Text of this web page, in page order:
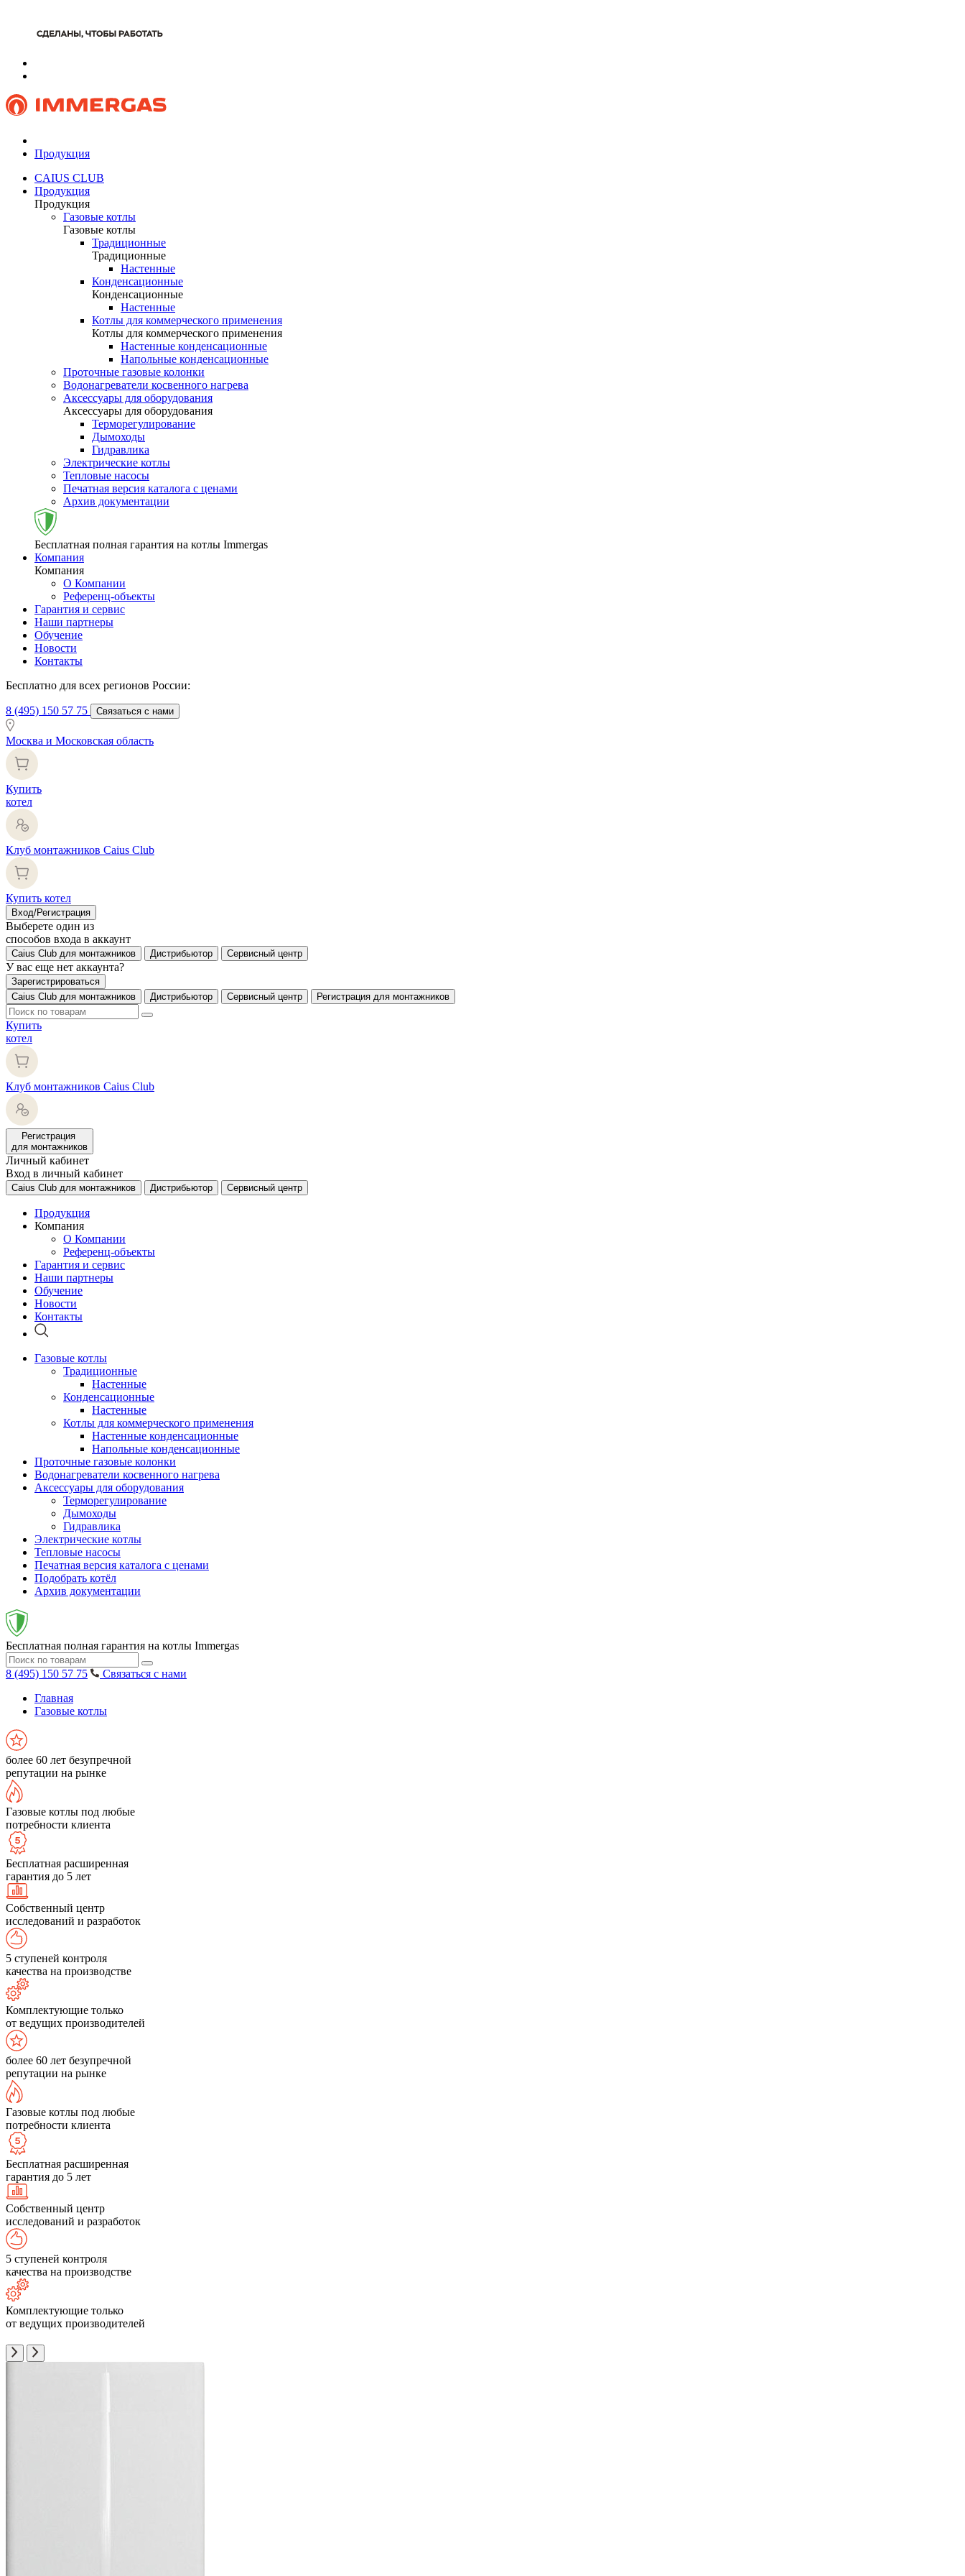
Продукция
CAIUS CLUB
Продукция
Продукция
Газовые котлы
Газовые котлы
Традиционные
Традиционные
Настенные
Конденсационные
Конденсационные
Настенные
Котлы для коммерческого применения
Котлы для коммерческого применения
Настенные конденсационные
Напольные конденсационные
Проточные газовые колонки
Водонагреватели косвенного нагрева
Аксессуары для оборудования
Аксессуары для оборудования
Терморегулирование
Дымоходы
Гидравлика
Электрические котлы
Тепловые насосы
Печатная версия каталога с ценами
Архив документации
Бесплатная полная гарантия на котлы Immergas
Компания
Компания
О Компании
Референц-объекты
Гарантия и сервис
Наши партнеры
Обучение
Новости
Контакты
Бесплатно для всех регионов России:
8 (495) 150 57 75 Связаться с нами
Москва и Московская область
Купить
котел
Клуб монтажников Caius Club
Купить котел
Вход/Регистрация
Выберете один из
способов входа в аккаунт
Caius Club для монтажников Дистрибьютор Сервисный центр
У вас еще нет аккаунта?
Зарегистрироваться
Caius Club для монтажников
Дистрибьютор Сервисный центр Регистрация для монтажников
Купить
котел
Клуб монтажников Caius Club
Регистрация
для монтажников
Личный кабинет
Вход в личный кабинет
Caius Club для монтажников Дистрибьютор Сервисный центр
Продукция
Компания
О Компании
Референц-объекты
Гарантия и сервис
Наши партнеры
Обучение
Новости
Контакты
Газовые котлы
Традиционные
Настенные
Конденсационные
Настенные
Котлы для коммерческого применения
Настенные конденсационные
Напольные конденсационные
Проточные газовые колонки
Водонагреватели косвенного нагрева
Аксессуары для оборудования
Терморегулирование
Дымоходы
Гидравлика
Электрические котлы
Тепловые насосы
Печатная версия каталога с ценами
Подобрать котёл
Архив документации
Бесплатная полная гарантия на котлы Immergas
8 (495) 150 57 75
Связаться с нами
Главная
Газовые котлы
более 60 лет безупречной
репутации на рынке
Газовые котлы под любые
потребности клиента
Бесплатная расширенная
гарантия до 5 лет
Собственный центр
исследований и разработок
5 ступеней контроля
качества на производстве
Комплектующие только
от ведущих производителей
более 60 лет безупречной
репутации на рынке
Газовые котлы под любые
потребности клиента
Бесплатная расширенная
гарантия до 5 лет
Собственный центр
исследований и разработок
5 ступеней контроля
качества на производстве
Комплектующие только
от ведущих производителей